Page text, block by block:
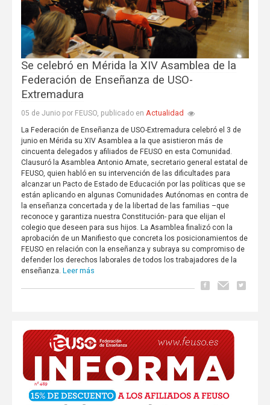
Se celebró en Mérida la XIV Asamblea de la
Federación de Enseñanza de USO-
Extremadura
05 de Junio por FEUSO, publicado en Actualidad
La Federación de Enseñanza de USO-Extremadura celebró el 3 de
junio en Mérida su XIV Asamblea a la que asistieron más de
cincuenta delegados y afiliados de FEUSO en esta Comunidad.
Clausuró la Asamblea Antonio Amate, secretario general estatal de
FEUSO, quien habló en su intervención de las dificultades para
alcanzar un Pacto de Estado de Educación por las políticas que se
están aplicando en algunas Comunidades Autónomas en contra de
la enseñanza concertada y de la libertad de las familias –que
reconoce y garantiza nuestra Constitución- para que elijan el
colegio que deseen para sus hijos. La Asamblea finalizó con la
aprobación de un Manifiesto que concreta los posicionamientos de
FEUSO en relación con la enseñanza y subraya su compromiso de
defender los derechos laborales de todos los trabajadores de la
enseñanza. Leer más